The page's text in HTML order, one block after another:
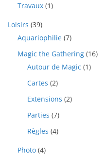
Travaux (1)
Loisirs (39)
Aquariophilie (7)
Magic the Gathering (16)
Autour de Magic (1)
Cartes (2)
Extensions (2)
Parties (7)
Règles (4)
Photo (4)